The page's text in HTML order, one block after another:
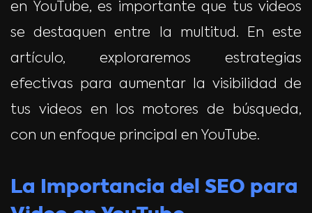
en YouTube, es importante que tus videos
se destaquen entre la multitud. En este
artículo, exploraremos estrategias
efectivas para aumentar la visibilidad de
tus videos en los motores de búsqueda,
con un enfoque principal en YouTube.
La Importancia del SEO para